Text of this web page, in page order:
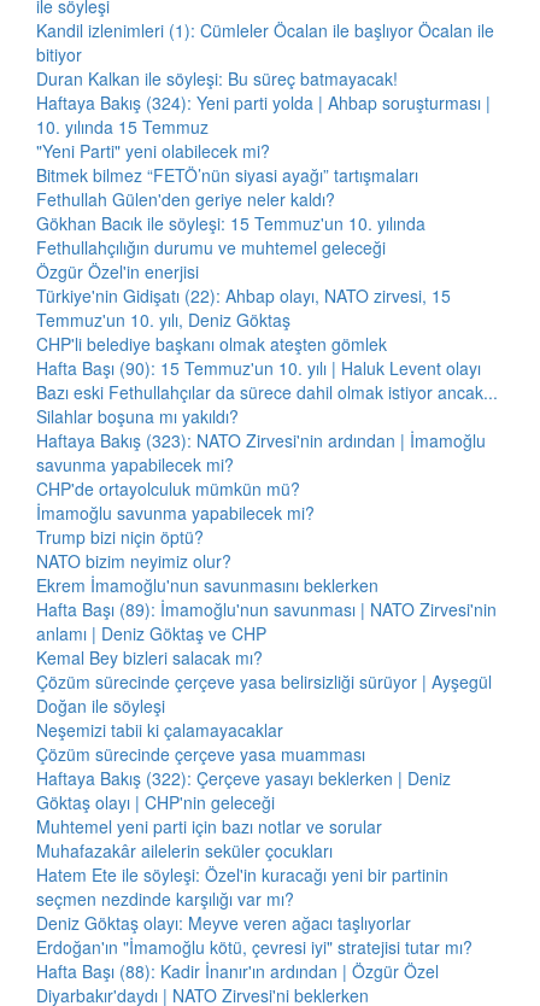
ile söyleşi
Kandil izlenimleri (1): Cümleler Öcalan ile başlıyor Öcalan ile
bitiyor
Duran Kalkan ile söyleşi: Bu süreç batmayacak!
Haftaya Bakış (324): Yeni parti yolda | Ahbap soruşturması |
10. yılında 15 Temmuz
"Yeni Parti" yeni olabilecek mi?
Bitmek bilmez “FETÖ’nün siyasi ayağı” tartışmaları
Fethullah Gülen'den geriye neler kaldı?
Gökhan Bacık ile söyleşi: 15 Temmuz'un 10. yılında
Fethullahçılığın durumu ve muhtemel geleceği
Özgür Özel'in enerjisi
Türkiye'nin Gidişatı (22): Ahbap olayı, NATO zirvesi, 15
Temmuz'un 10. yılı, Deniz Göktaş
CHP'li belediye başkanı olmak ateşten gömlek
Hafta Başı (90): 15 Temmuz'un 10. yılı | Haluk Levent olayı
Bazı eski Fethullahçılar da sürece dahil olmak istiyor ancak...
Silahlar boşuna mı yakıldı?
Haftaya Bakış (323): NATO Zirvesi'nin ardından | İmamoğlu
savunma yapabilecek mi?
CHP'de ortayolculuk mümkün mü?
İmamoğlu savunma yapabilecek mi?
Trump bizi niçin öptü?
NATO bizim neyimiz olur?
Ekrem İmamoğlu'nun savunmasını beklerken
Hafta Başı (89): İmamoğlu'nun savunması | NATO Zirvesi'nin
anlamı | Deniz Göktaş ve CHP
Kemal Bey bizleri salacak mı?
Çözüm sürecinde çerçeve yasa belirsizliği sürüyor | Ayşegül
Doğan ile söyleşi
Neşemizi tabii ki çalamayacaklar
Çözüm sürecinde çerçeve yasa muamması
Haftaya Bakış (322): Çerçeve yasayı beklerken | Deniz
Göktaş olayı | CHP'nin geleceği
Muhtemel yeni parti için bazı notlar ve sorular
Muhafazakâr ailelerin seküler çocukları
Hatem Ete ile söyleşi: Özel'in kuracağı yeni bir partinin
seçmen nezdinde karşılığı var mı?
Deniz Göktaş olayı: Meyve veren ağacı taşlıyorlar
Erdoğan'ın "İmamoğlu kötü, çevresi iyi" stratejisi tutar mı?
Hafta Başı (88): Kadir İnanır'ın ardından | Özgür Özel
Diyarbakır'daydı | NATO Zirvesi'ni beklerken